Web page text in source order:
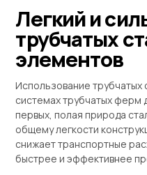
Легкий и
трубчатых
элементов
Использование трубчатых
системах трубчатых ферм
первых, полая природа
общему легкости
снижает транспортные
быстрее и эффективнее